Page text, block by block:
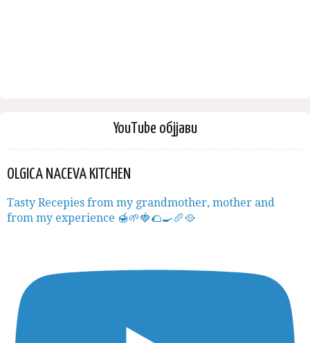
YouTube објјави
OLGICA NACEVA KITCHEN
Tasty Recepies from my grandmother, mother and
from my experience 🍯🌱🍓🌮🍳🥖🥘